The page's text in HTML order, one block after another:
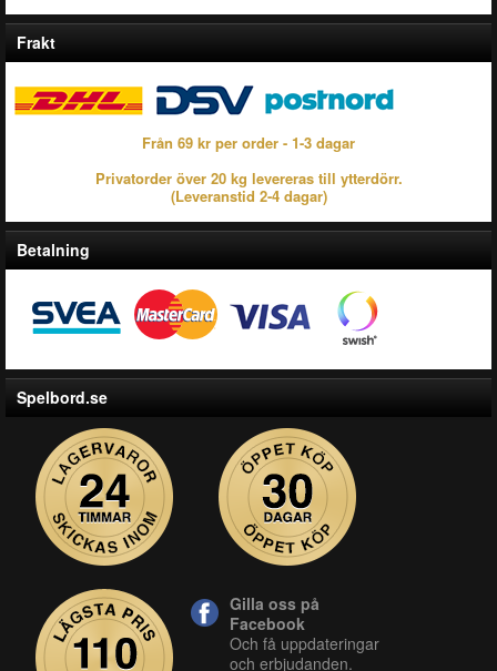
Frakt
Från 69 kr per order - 1-3 dagar
Privatorder över 20 kg levereras till ytterdörr.
(Leveranstid 2-4 dagar)
Betalning
Spelbord.se
Gilla oss på
Facebook
Och få uppdateringar
och erbjudanden.